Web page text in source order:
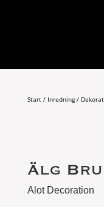
Start/ Inredning/
Älg
Alot Decoration